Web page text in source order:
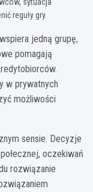
reguły gry.
jedną grupę,
pomagają
w prywatnych
możliwości
sensie. Decyzje
oczekiwań
rozwiązanie